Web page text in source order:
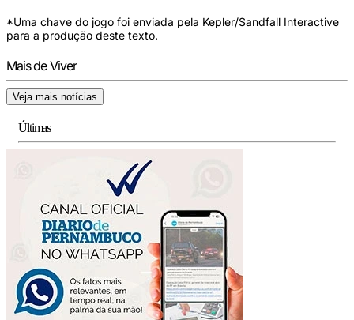
*Uma chave do jogo foi enviada pela Kepler/Sandfall Interactive
para a produção deste texto.
Mais de Viver
Veja mais notícias
Últimas